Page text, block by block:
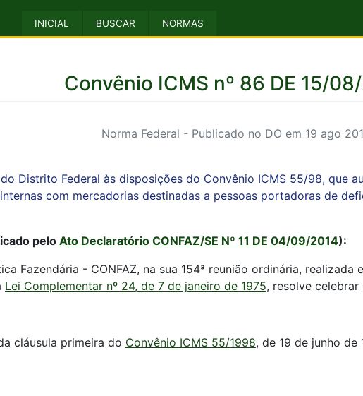
INICIAL BUSCAR NORMAS
Convênio ICMS nº 86 DE 15/
Norma Federal - Publicado no DO em 19 ago
Distrito Federal às disposições do Convênio ICMS 55/98, que
com mercadorias destinadas a pessoas portadoras de
pelo Ato Declaratório CONFAZ/SE Nº 11 DE 04/09/2014):
Fazendária - CONFAZ, na sua 154ª reunião ordinária, realizada
Lei Complementar nº 24, de 7 de janeiro de 1975, resolve celebrar
cláusula primeira do Convênio ICMS 55/1998, de 19 de junho